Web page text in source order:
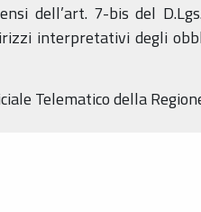
dell’art. 7-bis del
interpretativi degli
Telematico della